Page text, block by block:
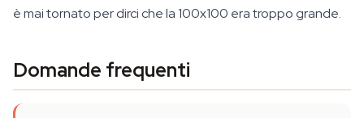
è mai tornato per dirci che la 100x100 era troppo grande.
Domande frequenti